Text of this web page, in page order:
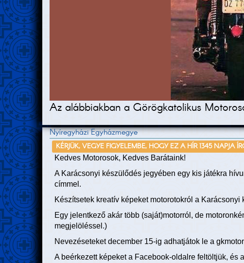
Az alábbiakban a Görögkatolikus
Nyíregyházi Egyházmegye
KÉRJÜK, VEGYE FIGYELEMBE, HOGY EZ A HÍR 1345 NAPJA
Kedves Motorosok, Kedves Barátaink!
A Karácsonyi készülődés jegyében egy kis játékra
címmel.
Készítsetek kreatív képeket motorotokról a Karácsonyi
Egy jelentkező akár több (saját)motorról, de
megjelöléssel.)
Nevezéseteket december 15-ig adhatjátok le a
A beérkezett képeket a Facebook-oldalre feltöltjük, és